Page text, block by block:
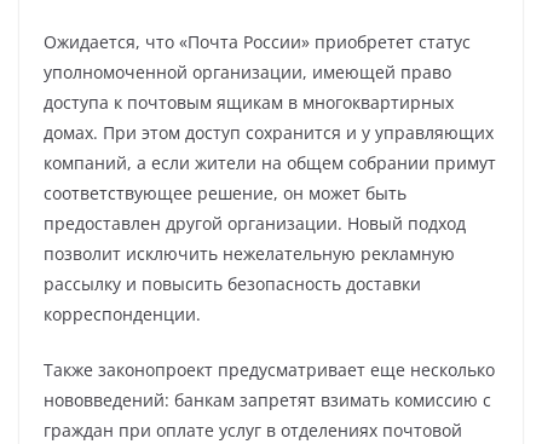
Ожидается, что «Почта России» приобретет статус
уполномоченной организации, имеющей право
доступа к почтовым ящикам в многоквартирных
домах. При этом доступ сохранится и у управляющих
компаний, а если жители на общем собрании примут
соответствующее решение, он может быть
предоставлен другой организации. Новый подход
позволит исключить нежелательную рекламную
рассылку и повысить безопасность доставки
корреспонденции.
Также законопроект предусматривает еще несколько
нововведений: банкам запретят взимать комиссию с
граждан при оплате услуг в отделениях почтовой